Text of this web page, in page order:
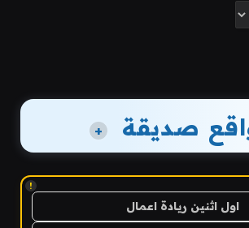
صديقة +
!
اول اثنين ريادة اعمال